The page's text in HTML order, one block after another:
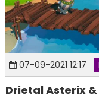
07-09-2021 12:17
Drietal Asterix